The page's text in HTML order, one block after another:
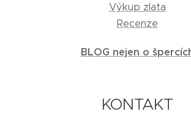
Výkup zlata
Recenze
BLOG nejen o
KONTAKT